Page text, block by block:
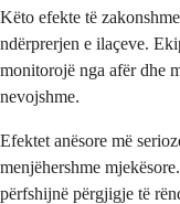
Këto efekte të
ndërprerjen e ilaçeve.
monitorojë nga afër dhe
nevojshme.
Efektet anësore më
menjëhershme
përfshijnë përgjigje të